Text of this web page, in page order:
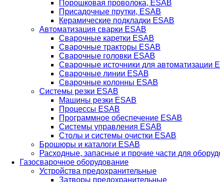
Порошковая проволока, ESAB
Присадочные прутки, ESAB
Керамические подкладки ESAB
Автоматизация сварки ESAB
Сварочные каретки ESAB
Сварочные тракторы ESAB
Сварочные головки ESAB
Сварочные источники для автоматизации
Сварочные линии ESAB
Сварочные колонны ESAB
Системы резки ESAB
Машины резки ESAB
Процессы ESAB
Программное обеспечение ESAB
Системы управления ESAB
Столы и системы очистки ESAB
Брошюры и каталоги ESAB
Расходные, запасные и прочие части для
Газосварочное оборудование
Устройства предохранительные
Затворы предохранительные